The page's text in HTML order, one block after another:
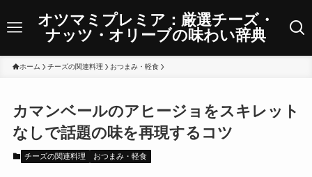
オツマミプレミア：厳選チーズ・
ナッツ・オリーブの味わい辞典
ホーム チーズの関連料理 おつまみ・軽食
カマンベールのアヒージョをスキレット
なしで話題の味を再現するコツ
チーズの関連料理 おつまみ・軽食